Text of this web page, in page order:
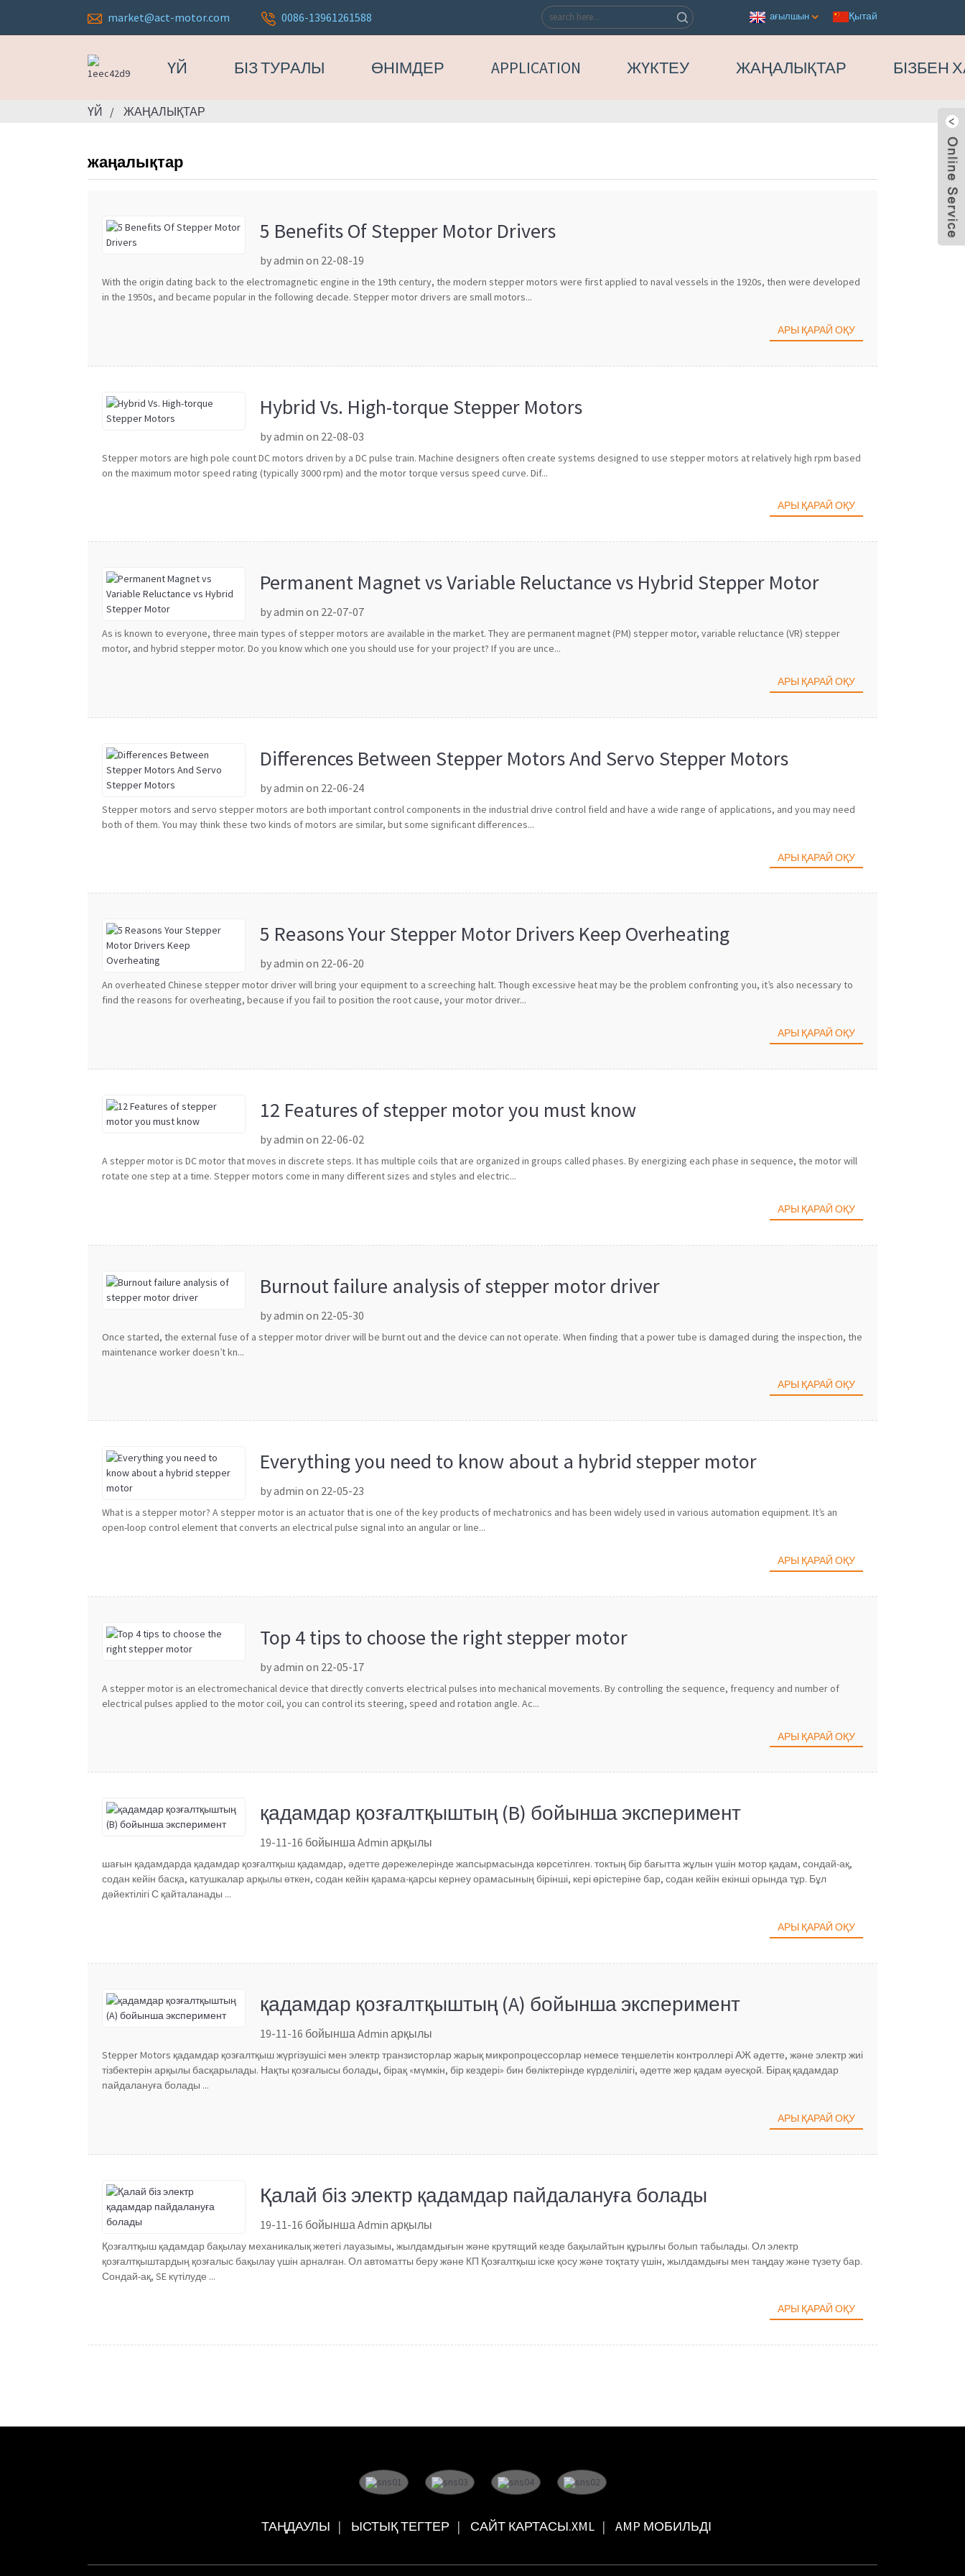
market@act-motor.com 0086-13961261588 ағылшын Қытай
ҮЙ БІЗ ТУРАЛЫ ӨНІМДЕР APPLICATION ЖҮКТЕУ ЖАҢАЛЫҚТАР БІЗБЕН
ҮЙ ЖАҢАЛЫҚТАР
жаңалықтар
5 Benefits Of Stepper Motor Drivers
by admin on 22-08-19
With the origin dating back to the electromagnetic engine in the 19th century, the modern stepper motors were first applied to naval vessels in the 1920s, then were developed
in the 1950s, and became popular in the following decade. Stepper motor drivers are small motors...
АРЫ ҚАРАЙ ОҚУ
Hybrid Vs. High-torque Stepper Motors
by admin on 22-08-03
Stepper motors are high pole count DC motors driven by a DC pulse train. Machine designers often create systems designed to use stepper motors at relatively high rpm based
on the maximum motor speed rating (typically 3000 rpm) and the motor torque versus speed curve. Dif...
АРЫ ҚАРАЙ ОҚУ
Permanent Magnet vs Variable Reluctance vs Hybrid Stepper Motor
by admin on 22-07-07
As is known to everyone, three main types of stepper motors are available in the market. They are permanent magnet (PM) stepper motor, variable reluctance (VR) stepper
motor, and hybrid stepper motor. Do you know which one you should use for your project? If you are unce...
АРЫ ҚАРАЙ ОҚУ
Differences Between Stepper Motors And Servo Stepper Motors
by admin on 22-06-24
Stepper motors and servo stepper motors are both important control components in the industrial drive control field and have a wide range of applications, and you may need
both of them. You may think these two kinds of motors are similar, but some significant differences...
АРЫ ҚАРАЙ ОҚУ
5 Reasons Your Stepper Motor Drivers Keep Overheating
by admin on 22-06-20
An overheated Chinese stepper motor driver will bring your equipment to a screeching halt. Though excessive heat may be the problem confronting you, it’s also necessary to
find the reasons for overheating, because if you fail to position the root cause, your motor driver...
АРЫ ҚАРАЙ ОҚУ
12 Features of stepper motor you must know
by admin on 22-06-02
A stepper motor is DC motor that moves in discrete steps. It has multiple coils that are organized in groups called phases. By energizing each phase in sequence, the motor will
rotate one step at a time. Stepper motors come in many different sizes and styles and electric...
АРЫ ҚАРАЙ ОҚУ
Burnout failure analysis of stepper motor driver
by admin on 22-05-30
Once started, the external fuse of a stepper motor driver will be burnt out and the device can not operate. When finding that a power tube is damaged during the inspection, the
maintenance worker doesn’t kn...
АРЫ ҚАРАЙ ОҚУ
Everything you need to know about a hybrid stepper motor
by admin on 22-05-23
What is a stepper motor? A stepper motor is an actuator that is one of the key products of mechatronics and has been widely used in various automation equipment. It’s an
open-loop control element that converts an electrical pulse signal into an angular or line...
АРЫ ҚАРАЙ ОҚУ
Top 4 tips to choose the right stepper motor
by admin on 22-05-17
A stepper motor is an electromechanical device that directly converts electrical pulses into mechanical movements. By controlling the sequence, frequency and number of
electrical pulses applied to the motor coil, you can control its steering, speed and rotation angle. Ac...
АРЫ ҚАРАЙ ОҚУ
қадамдар қозғалтқыштың (B) бойынша эксперимент
19-11-16 бойынша Admin арқылы
шағын қадамдарда қадамдар қозғалтқыш қадамдар, әдетте дәрежелерінде жапсырмасында көрсетілген. токтың бір бағытта жұлын үшін мотор қадам, сондай-ақ,
содан кейін басқа, катушкалар арқылы өткен, содан кейін қарама-қарсы кернеу орамасының бірінші, кері өрістеріне бар, содан кейін екінші орында тұр. Бұл
дәйектілігі С қайталанады ...
АРЫ ҚАРАЙ ОҚУ
қадамдар қозғалтқыштың (A) бойынша эксперимент
19-11-16 бойынша Admin арқылы
Stepper Motors қадамдар қозғалтқыш жүргізушісі мен электр транзисторлар жарық микропроцессорлар немесе теңшелетін контроллері АЖ әдетте, және электр жиі
тізбектерін арқылы басқарылады. Нақты қозғалысы болады, бірақ «мүмкін, бір кездері» бин бөліктерінде күрделілігі, әдетте жер қадам әуесқой. Бірақ қадамдар
пайдалануға болады ...
АРЫ ҚАРАЙ ОҚУ
Қалай біз электр қадамдар пайдалануға болады
19-11-16 бойынша Admin арқылы
Қозғалтқыш қадамдар бақылау механикалық жетегі лауазымы, жылдамдығын және крутящий кезде бақылайтын құрылғы болып табылады. Ол электр
қозғалтқыштардың қозғалыс бақылау үшін арналған. Ол автоматты беру және КП Қозғалтқыш іске қосу және тоқтату үшін, жылдамдығы мен таңдау және түзету бар.
Сондай-ақ, SE күтілуде ...
АРЫ ҚАРАЙ ОҚУ
ТАҢДАУЛЫ ЫСТЫҚ ТЕГТЕР САЙТ КАРТАСЫ.XML AMP МОБИЛЬДІ